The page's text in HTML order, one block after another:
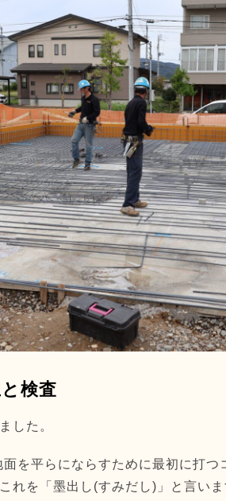
検査
した。
を平らにならすために最初に打
れを「墨出し(すみだし)」と言い